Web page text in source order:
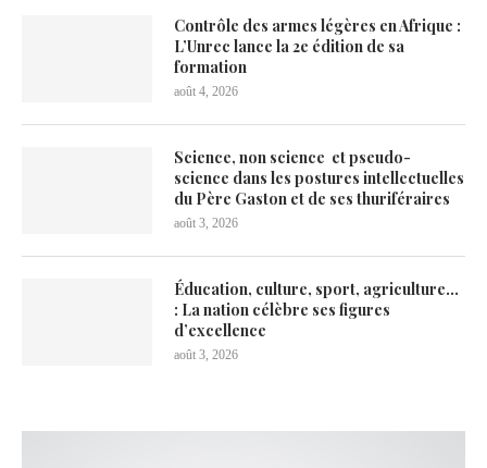
Contrôle des armes légères en Afrique :
L’Unrec lance la 2e édition de sa
formation
août 4, 2026
Science, non science et pseudo-
science dans les postures intellectuelles
du Père Gaston et de ses thuriféraires
août 3, 2026
Éducation, culture, sport, agriculture…
: La nation célèbre ses figures
d’excellence
août 3, 2026